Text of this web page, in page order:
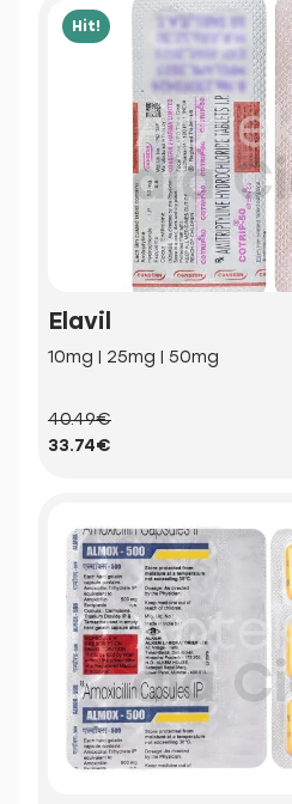
Hit!
Elavil
10mg | 25mg | 50mg
40.49€
33.74€